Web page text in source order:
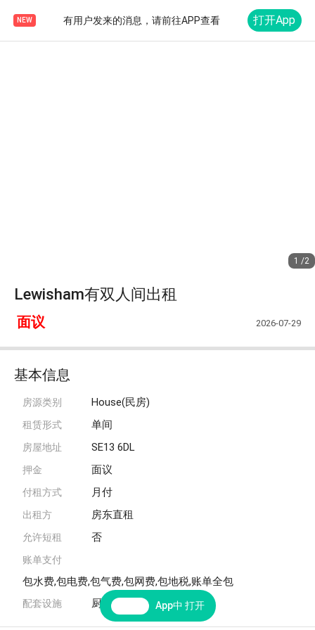
NEW 有用户发来的消息，请前往APP查看 打开App
1 /2
Lewisham有双人间出租
面议 2026-07-29
基本信息
房源类别 House(民房)
租赁形式 单间
房屋地址 SE13 6DL
押金 面议
付租方式 月付
出租方 房东直租
允许短租 否
账单支付
包水费,包电费,包气费,包网费,包地税,账单全包
配套设施 厨房,网络,洗衣机,家具
App中 打开